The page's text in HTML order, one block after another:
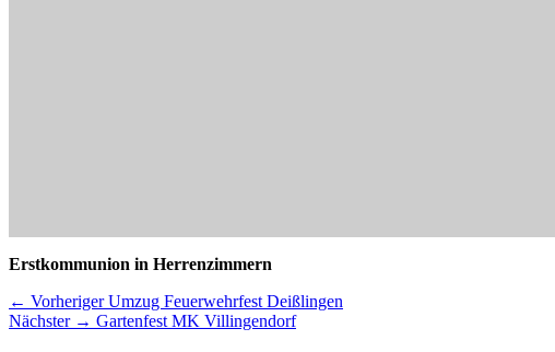
Erstkommunion in Herrenzimmern
Beitragsnavigation
← Vorheriger Vorheriger
Beitrag:
Umzug Feuerwehrfest Deißlingen
Nächster → Nächster
Gartenfest MK Villingendorf